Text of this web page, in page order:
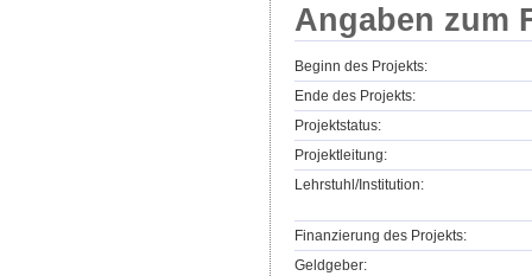
Angaben zum
Beginn des Projekts:
Ende des Projekts:
Projektstatus:
Projektleitung:
Lehrstuhl/Institution:
Finanzierung des Projekts:
Geldgeber: